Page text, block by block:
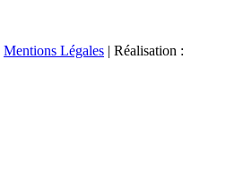
Mentions Légales | Réalisation :